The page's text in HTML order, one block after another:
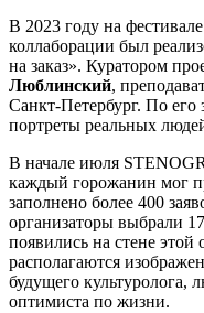
В 2023 году на
коллаборации был
на заказ». Куратором
Люблинский,
Санкт-Петербург. По его
портреты реальных
В начале июля
каждый горожанин мог
заполнено более 400
организаторы выбрали
появились на стене этой
располагаются
будущего культуролога,
оптимиста по жизни.